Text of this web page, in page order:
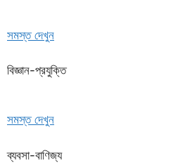
সমস্ত দেখুন
বিজ্ঞান-প্রযুক্তি
সমস্ত দেখুন
ব্যবসা-বাণিজ্য